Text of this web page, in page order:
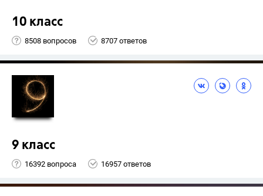
10 класс
8508 вопросов 8707 ответов
9 класс
16392 вопроса 16957 ответов